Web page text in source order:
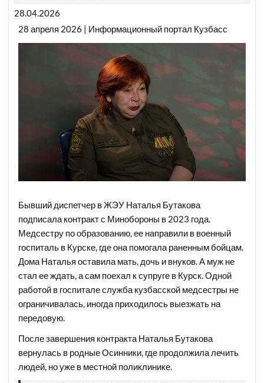
28.04.2026
28 апреля 2026 | Информационный портал Кузбасс
Бывший диспетчер в ЖЭУ Наталья Бутакова
подписала контракт с Минобороны в 2023 года.
Медсестру по образованию, ее направили в военный
госпиталь в Курске, где она помогала раненным бойцам.
Дома Наталья оставила мать, дочь и внуков. А муж не
стал ее ждать, а сам поехал к супруге в Курск. Одной
работой в госпитале служба кузбасской медсестры не
ограничивалась, иногда приходилось выезжать на
передовую.
После завершения контракта Наталья Бутакова
вернулась в родные Осинники, где продолжила лечить
людей, но уже в местной поликлинике.